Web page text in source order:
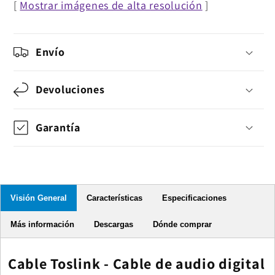
[ Mostrar imágenes de alta resolución ]
Envío
Devoluciones
Garantía
Visión General Características Especificaciones
Más información Descargas Dónde comprar
Cable Toslink - Cable de audio digital